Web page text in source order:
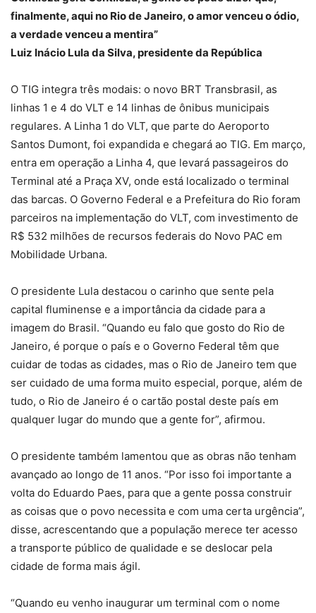
finalmente, aqui no Rio de Janeiro, o amor venceu o ódio,
a verdade venceu a mentira”
Luiz Inácio Lula da Silva, presidente da República
O TIG integra três modais: o novo BRT Transbrasil, as
linhas 1 e 4 do VLT e 14 linhas de ônibus municipais
regulares. A Linha 1 do VLT, que parte do Aeroporto
Santos Dumont, foi expandida e chegará ao TIG. Em março,
entra em operação a Linha 4, que levará passageiros do
Terminal até a Praça XV, onde está localizado o terminal
das barcas. O Governo Federal e a Prefeitura do Rio foram
parceiros na implementação do VLT, com investimento de
R$ 532 milhões de recursos federais do Novo PAC em
Mobilidade Urbana.
O presidente Lula destacou o carinho que sente pela
capital fluminense e a importância da cidade para a
imagem do Brasil. “Quando eu falo que gosto do Rio de
Janeiro, é porque o país e o Governo Federal têm que
cuidar de todas as cidades, mas o Rio de Janeiro tem que
ser cuidado de uma forma muito especial, porque, além de
tudo, o Rio de Janeiro é o cartão postal deste país em
qualquer lugar do mundo que a gente for”, afirmou.
O presidente também lamentou que as obras não tenham
avançado ao longo de 11 anos. “Por isso foi importante a
volta do Eduardo Paes, para que a gente possa construir
as coisas que o povo necessita e com uma certa urgência”,
disse, acrescentando que a população merece ter acesso
a transporte público de qualidade e se deslocar pela
cidade de forma mais ágil.
“Quando eu venho inaugurar um terminal com o nome